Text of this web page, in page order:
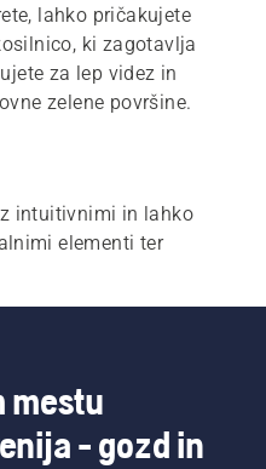
lahko pričakujete
ki zagotavlja
za lep videz in
zelene površine.
intuitivnimi in lahko
elementi ter
da se lahko
kosilnic
kosilnic.
mestu
- gozd in